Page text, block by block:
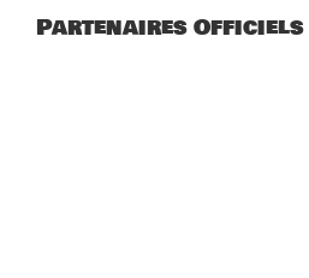
Partenaires Officiels